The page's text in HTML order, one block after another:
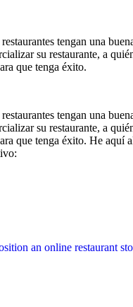
tengan una
su restaurante, a
que tenga éxito.
tengan una
su restaurante, a
que tenga éxito. He aquí
an online restaurant